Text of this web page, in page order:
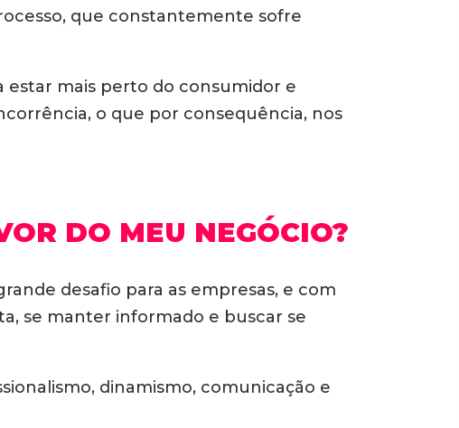
que constantemente sofre
estar mais perto do consumidor e
o que por consequência, nos
DO MEU NEGÓCIO?
desafio para as empresas, e com
se manter informado e buscar se
dinamismo, comunicação e